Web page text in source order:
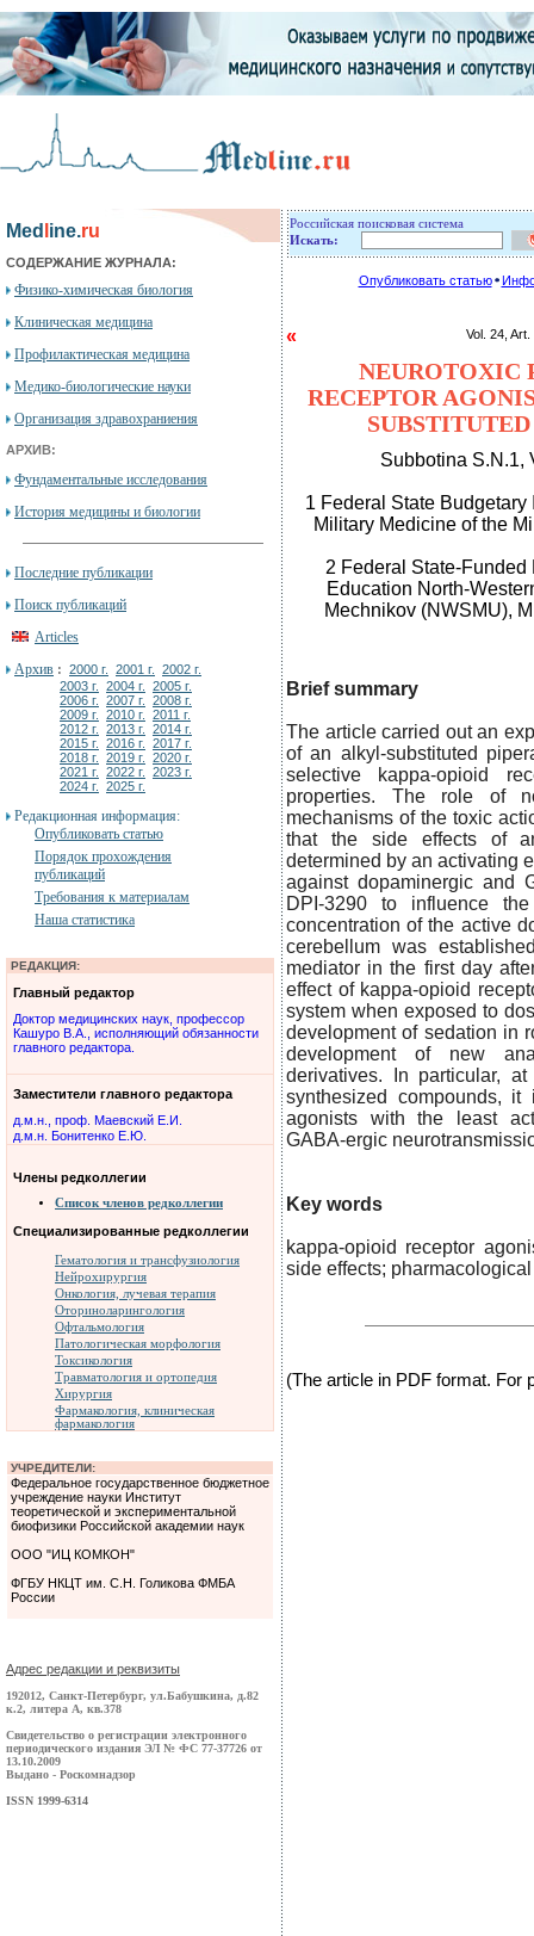
Med ine.ru
СОДЕРЖАНИЕ ЖУРНАЛА:
Физико-химическая биология
Клиническая медицина
Профилактическая медицина
Медико-биологические науки
Организация здравохраниения
АРХИВ:
Фундаментальные исследования
История медицины и биологии
Последние публикации
Поиск публикаций
Articles
Архив : 2000 г. 2001 г.
2002 г.
2003 г.
2004 г.
2005 г.
2006 г.
2007 г.
2008 г.
2009 г.
2010 г.
2011 г.
2012 г.
2013 г.
2014 г.
2015 г.
2016 г.
2017 г.
2018 г.
2019 г.
2020 г.
2021 г.
2022 г.
2023 г.
2024 г.
2025 г.
Редакционная информация:
Опубликовать статью
Порядок прохождения
публикаций
Требования к материалам
Наша статистика
РЕДАКЦИЯ:
Главный редактор
Доктор медицинских наук, профессор
Кашуро В.А., исполняющий обязанности
главного редактора.
Заместители главного редактора
д.м.н., проф. Маевский Е.И.
д.м.н. Бонитенко Е.Ю.
Члены редколлегии
Список членов редколлегии
Специализированные редколлегии
Гематология и трансфузиология
Нейрохирургия
Онкология, лучевая терапия
Оториноларингология
Офтальмология
Патологическая морфология
Токсикология
Травматология и ортопедия
Хирургия
Фармакология, клиническая
фармакология
УЧРЕДИТЕЛИ:
Федеральное государственное бюджетное
учреждение науки Институт
теоретической и экспериментальной
биофизики Российской академии наук
ООО "ИЦ КОМКОН"
ФГБУ НКЦТ им. С.Н. Голикова ФМБА
России
Адрес редакции и реквизиты
192012, Санкт-Петербург, ул.Бабушкина, д.82
к.2, литера А, кв.378
Свидетельство о регистрации электронного
периодического издания ЭЛ № ФС 77-37726 от
13.10.2009
Выдано - Роскомнадзор
ISSN 1999-6314
Российская поисковая система
Искать:
Опубликовать статью
« Vol. 24,
NEUROTOXIC
RECEPTOR
Subbotina
1 Federal State Budgetary
Military Medicine of the
2 Federal State-
Education North-
Mechnikov (NWSMU),
Brief summary
The article carried out an
of an alkyl-substituted
selective kappa-opioid
properties. The role of
mechanisms of the toxic
that the side effects of
determined by an activating
against dopaminergic and
DPI-3290 to influence
concentration of the active
cerebellum was
mediator in the first day
effect of kappa-opioid
system when exposed to
development of sedation in
development of new
derivatives. In particular,
synthesized compounds,
agonists with the least
GABA-ergic
Key words
kappa-opioid receptor
side effects;
(The article in PDF format. For